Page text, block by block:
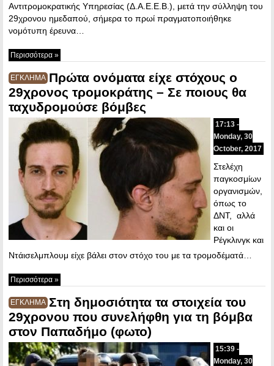
Αντιτρομοκρατικής Υπηρεσίας (Δ.Α.Ε.Ε.Β.), μετά την σύλληψη του
29χρονου ημεδαπού, σήμερα το πρωί πραγματοποιήθηκε
νομότυπη έρευνα…
Περισσότερα »
ΕΓΚΛΗΜΑ Πρώτα ονόματα είχε στόχους ο
29χρονος τρομοκράτης – Σε ποιους θα
ταχυδρομούσε βόμβες
17:13 -
Monday, 30
October, 2017
Στελέχη
παγκοσμίων
οργανισμών,
όπως το
ΔΝΤ, αλλά
και οι
Ρέγκλινγκ και
Ντάισελμπλουμ είχε βάλει στον στόχο του με τα τρομοδέματά…
Περισσότερα »
ΕΓΚΛΗΜΑ Στη δημοσιότητα τα στοιχεία του
29χρονου που συνελήφθη για τη βόμβα
στον Παπαδήμο (φωτο)
15:39 -
Monday, 30